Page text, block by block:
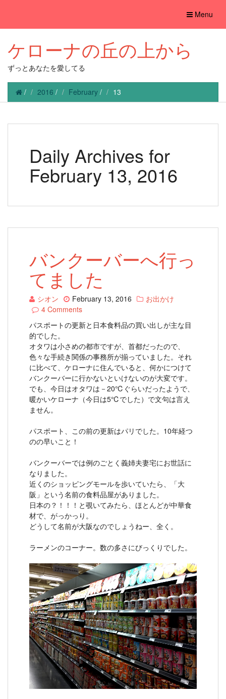
Toggle
Menu
ケローナの丘の上から
ずっとあなたを愛してる
/ 2016 / February / 13
Daily Archives for
February 13, 2016
バンクーバーへ行っ
てました
シオン February 13, 2016
お出かけ
4 Comments
パスポートの更新と日本食料品の買い出しが主な目
的でした。
オタワは小さめの都市ですが、首都だったので、
色々な手続き関係の事務所が揃っていました。それ
に比べて、ケローナに住んでいると、何かにつけて
バンクーバーに行かないといけないのが大変です。
でも、今日はオタワは－20℃ぐらいだったようで、
暖かいケローナ（今日は5℃でした）で文句は言え
ません。
パスポート、この前の更新はパリでした。10年経つ
のの早いこと！
バンクーバーでは例のごとく義姉夫妻宅にお世話に
なりました。
近くのショッピングモールを歩いていたら、「大
阪」という名前の食料品屋がありました。
日本の？！！！と覗いてみたら、ほとんどが中華食
材で、がっかっり。
どうして名前が大阪なのでしょうねー、全く。
ラーメンのコーナー。数の多さにびっくりでした。